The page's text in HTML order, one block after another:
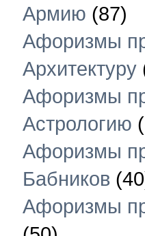
Армию (87)
Афоризмы
Архитектуру
Афоризмы
Астрологию
Афоризмы
Бабников
Афоризмы